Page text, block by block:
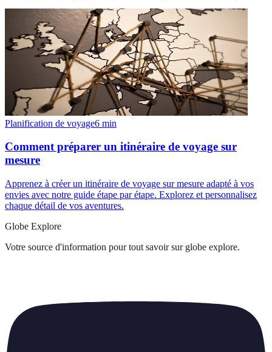
Planification de voyage6 min
Comment préparer un itinéraire de voyage sur
mesure
Apprenez à créer un itinéraire de voyage sur mesure adapté à vos
envies avec notre guide étape par étape. Explorez et personnalisez
chaque détail de vos aventures.
Globe Explore
Votre source d'information pour tout savoir sur globe explore.